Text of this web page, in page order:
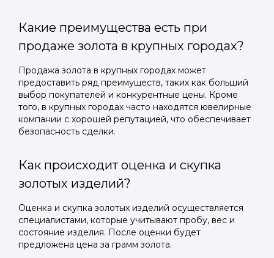
Какие преимущества есть при
продаже золота в крупных городах?
Продажа золота в крупных городах может
предоставить ряд преимуществ, таких как больший
выбор покупателей и конкурентные цены. Кроме
того, в крупных городах часто находятся ювелирные
компании с хорошей репутацией, что обеспечивает
безопасность сделки.
Как происходит оценка и скупка
золотых изделий?
Оценка и скупка золотых изделий осуществляется
специалистами, которые учитывают пробу, вес и
состояние изделия. После оценки будет
предложена цена за грамм золота.